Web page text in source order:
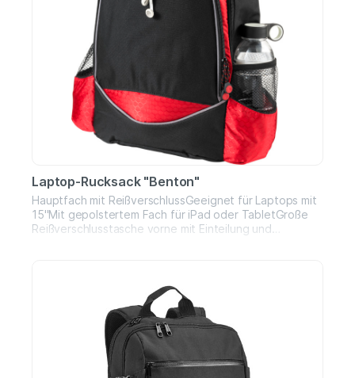
Laptop-Rucksack "Benton"
Hauptfach mit ReißverschlussGeeignet für Laptops mit
15''Mit gepolstertem Fach für iPad oder TabletGroße
Reißverschlusstasche vorne mit Einteilung und